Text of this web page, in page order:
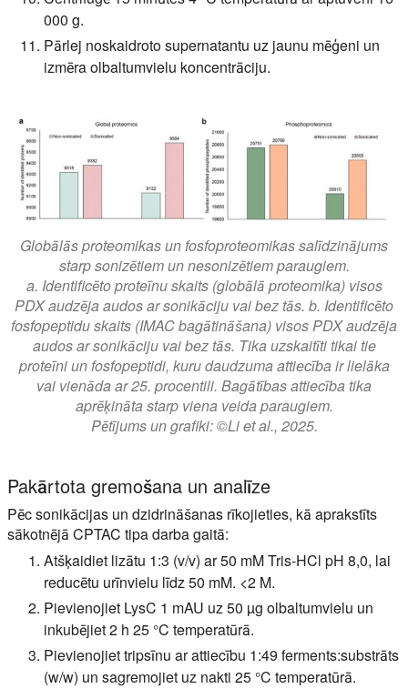
000 g.
Pārlej noskaidroto supernatantu uz jaunu mēģeni un
izmēra olbaltumvielu koncentrāciju.
Globālās proteomikas un fosfoproteomikas salīdzinājums
starp sonizētiem un nesonizētiem paraugiem.
a. Identificēto proteīnu skaits (globālā proteomika) visos
PDX audzēja audos ar sonikāciju vai bez tās. b. Identificēto
fosfopeptidu skaits (IMAC bagātināšana) visos PDX audzēja
audos ar sonikāciju vai bez tās. Tika uzskaitīti tikai tie
proteīni un fosfopeptidi, kuru daudzuma attiecība ir lielāka
vai vienāda ar 25. procentili. Bagātības attiecība tika
aprēķināta starp viena veida paraugiem.
Pētījums un grafiki: ©Li et al., 2025.
Pakārtota gremošana un analīze
Pēc sonikācijas un dzidrināšanas rīkojieties, kā aprakstīts
sākotnējā CPTAC tipa darba gaitā:
Atšķaidiet lizātu 1:3 (v/v) ar 50 mM Tris-HCl pH 8,0, lai
reducētu urīnvielu līdz 50 mM. <2 M.
Pievienojiet LysC 1 mAU uz 50 µg olbaltumvielu un
inkubējiet 2 h 25 °C temperatūrā.
Pievienojiet tripsīnu ar attiecību 1:49 ferments:substrāts
(w/w) un sagremojiet uz nakti 25 °C temperatūrā.